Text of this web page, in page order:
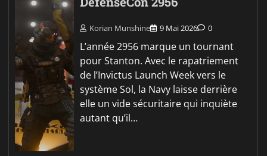
Korian Munshine 9 Mai 2026 0
L’année 2956 marque un tournant
pour Stanton. Avec le rapatriement
de l’Invictus Launch Week vers le
système Sol, la Navy laisse derrière
elle un vide sécuritaire qui inquiète
autant qu’il…